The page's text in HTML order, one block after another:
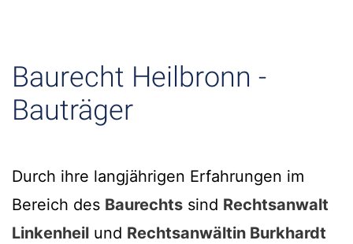
Baurecht Heilbronn -
Bauträger
Durch ihre langjährigen Erfahrungen im
Bereich des Baurechts sind Rechtsanwalt
Linkenheil und Rechtsanwältin Burkhardt